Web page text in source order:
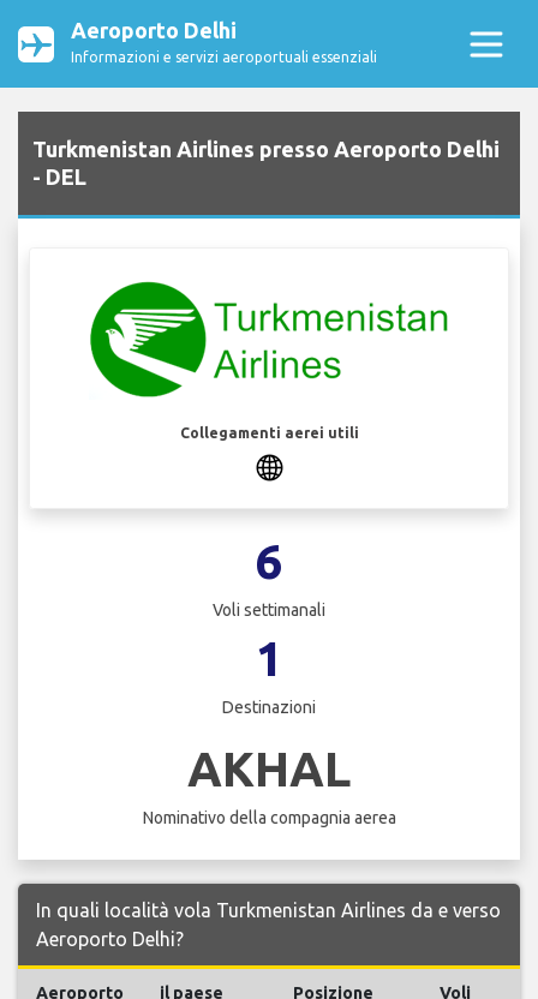
Aeroporto Delhi
Informazioni e servizi aeroportuali essenziali
Turkmenistan Airlines presso Aeroporto Delhi
- DEL
Collegamenti aerei utili
6
Voli settimanali
1
Destinazioni
AKHAL
Nominativo della compagnia aerea
In quali località vola Turkmenistan Airlines da e verso
Aeroporto Delhi?
Aeroporto il paese Posizione
Voli